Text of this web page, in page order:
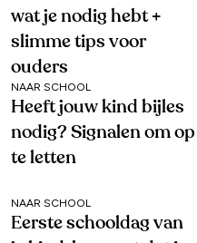
wat je nodig hebt +
slimme tips voor
ouders
NAAR SCHOOL
Heeft jouw kind bijles
nodig? Signalen om op
te letten
NAAR SCHOOL
Eerste schooldag van